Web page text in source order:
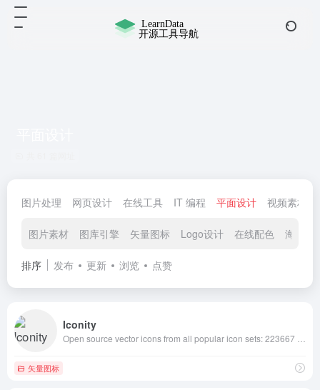
图片处理 网页设计 在线工具 IT 编程 平面设计 视频素材
图片素材 图库引擎 矢量图标 Logo设计 在线配色 海报设
排序 发布 更新 浏览 点赞
Iconity
矢量图标